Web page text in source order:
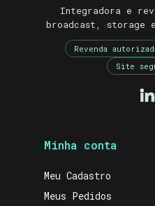
Integradora e
broadcast, storage
Revenda
Site
Minha conta
Meu Cadastro
Meus Pedidos